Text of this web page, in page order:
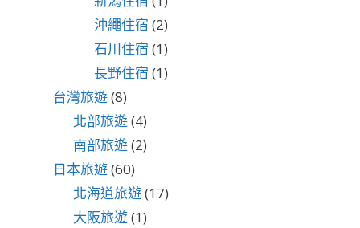
沖繩住宿 (2)
石川住宿 (1)
長野住宿 (1)
台灣旅遊(8)
北部旅遊(4)
南部旅遊(2)
日本旅遊(60)
北海道旅遊(17)
大阪旅遊(1)